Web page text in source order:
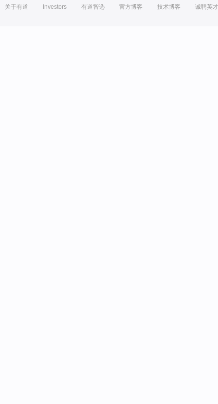
关于有道 Investors 有道智选 官方博客 技术博客 诚聘英才